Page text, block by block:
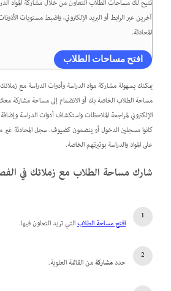
تتيح لك مساحات الطلاب التعاون من خلال مشاركة المواد
آخرين عبر الرابط أو البريد الإلكتروني، واضبط مستويات
المحادثة.
افتح مساحات الطلاب
يمكنك بسهولة مشاركة مواد الدراسة وأدوات الدراسة مع
مساحة الطلاب الخاصة بك أو الانضمام إلى مساحة مشتركة معك.
الإلكتروني لمراجعة الملاحظات واستكشاف أدوات الدراسة
كانوا مسجلين الدخول أو ينضمون كضيوف. سجل المحادثة غير
على المواد والدراسة بوتيرتهم الخاصة.
شارك مساحة الطلاب مع زملائك في
افتح مساحة الطلابالتي تريد التعاون فيها.
حددمشاركةمن القائمة العلوية.